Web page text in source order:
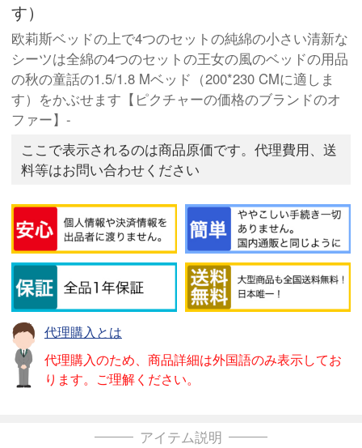
す）
欧莉斯ベッドの上で4つのセットの純綿の小さい清新な
シーツは全綿の4つのセットの王女の風のベッドの用品
の秋の童話の1.5/1.8 Mベッド（200*230 CMに適しま
す）をかぶせます【ピクチャーの価格のブランドのオ
ファー】-
ここで表示されるのは商品原価です。代理費用、送
料等はお問い合わせください
代理購入とは
代理購入のため、商品詳細は外国語のみ表示してお
ります。ご理解ください。
アイテム説明